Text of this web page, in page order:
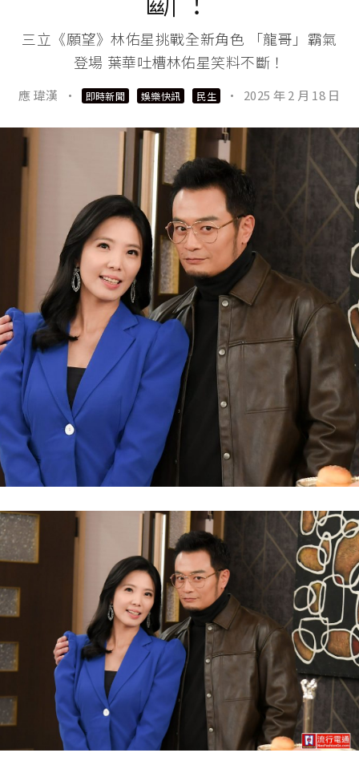
三立《願望》林佑星挑戰全新角色 「龍哥」霸氣
登場 葉華吐槽林佑星笑料不斷！
應 瑋漢 · 即時新聞 娛樂快訊 民生 · 2025 年 2 月 18 日